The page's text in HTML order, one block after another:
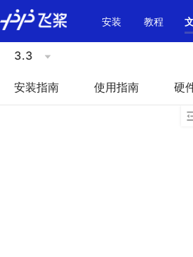
\u200E
安装
教程
3.3
安装指南 使用指南 硬